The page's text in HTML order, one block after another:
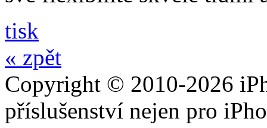
tisk
« zpět
Copyright © 2010-2026
příslušenství nejen pro